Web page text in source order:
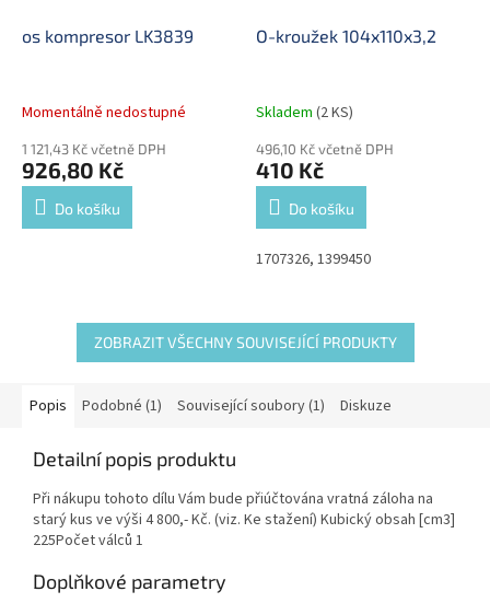
os kompresor LK3839
Momentálně nedostupné
1 121,43 Kč včetně DPH
926,80 Kč
Do košíku
O-kroužek 104x110x3,2
Skladem (2 KS)
496,10 Kč včetně DPH
410 Kč
Do košíku
1707326, 1399450
ZOBRAZIT VŠECHNY SOUVISEJÍCÍ PRODUKTY
Popis Podobné (1) Související soubory (1) Diskuze
Detailní popis produktu
Při nákupu tohoto dílu Vám bude přiúčtována vratná záloha na
starý kus ve výši 4 800,- Kč. (viz. Ke stažení) Kubický obsah [cm3]
225Počet válců 1
Doplňkové parametry